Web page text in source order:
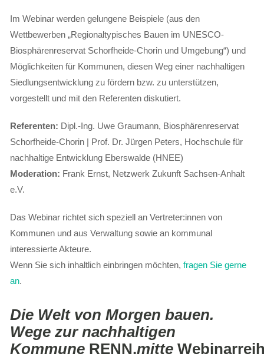
Im Webinar werden gelungene Beispiele (aus den
Wettbewerben „Regionaltypisches Bauen im UNESCO-
Biosphärenreservat Schorfheide-Chorin und Umgebung“) und
Möglichkeiten für Kommunen, diesen Weg einer nachhaltigen
Siedlungsentwicklung zu fördern bzw. zu unterstützen,
vorgestellt und mit den Referenten diskutiert.
Referenten: Dipl.-Ing. Uwe Graumann, Biosphärenreservat
Schorfheide-Chorin | Prof. Dr. Jürgen Peters, Hochschule für
nachhaltige Entwicklung Eberswalde (HNEE)
Moderation: Frank Ernst, Netzwerk Zukunft Sachsen-Anhalt
e.V.
Das Webinar richtet sich speziell an Vertreter:innen von
Kommunen und aus Verwaltung sowie an kommunal
interessierte Akteure.
Wenn Sie sich inhaltlich einbringen möchten,fragen Sie gerne
an.
Die Welt von Morgen bauen.
Wege zur nachhaltigen
Kommune RENN.mitte